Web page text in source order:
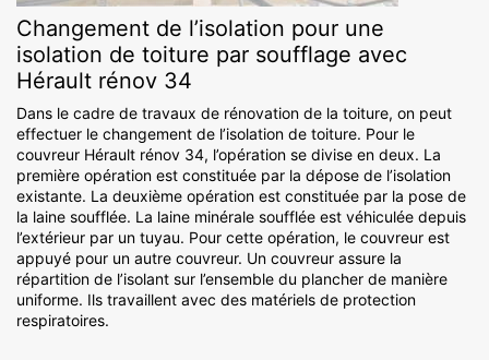
Changement de l’isolation pour une
isolation de toiture par soufflage avec
Hérault rénov 34
Dans le cadre de travaux de rénovation de la toiture, on peut
effectuer le changement de l’isolation de toiture. Pour le
couvreur Hérault rénov 34, l’opération se divise en deux. La
première opération est constituée par la dépose de l’isolation
existante. La deuxième opération est constituée par la pose de
la laine soufflée. La laine minérale soufflée est véhiculée depuis
l’extérieur par un tuyau. Pour cette opération, le couvreur est
appuyé pour un autre couvreur. Un couvreur assure la
répartition de l’isolant sur l’ensemble du plancher de manière
uniforme. Ils travaillent avec des matériels de protection
respiratoires.